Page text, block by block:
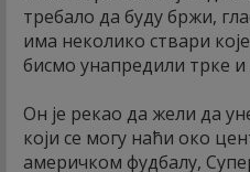
требало да буду бржи,
има неколико ствари
бисмо унапредили трке и
Он је рекао да жели да
који се могу наћи око
америчком фудбалу,